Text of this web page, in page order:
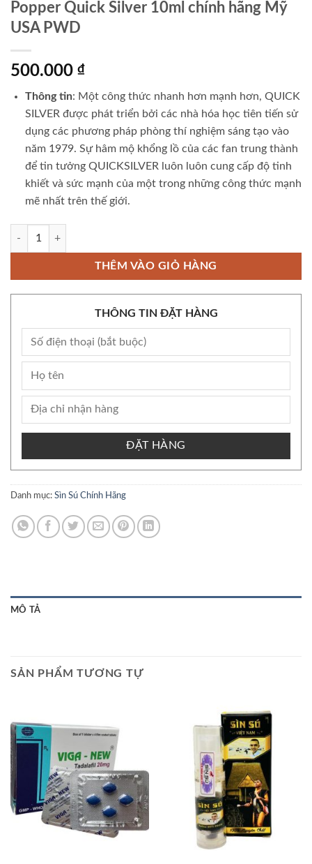
Popper Quick Silver 10ml chính hãng Mỹ
USA PWD
500.000 ₫
Thông tin: Một công thức nhanh hơn mạnh hơn, QUICK
SILVER được phát triển bởi các nhà hóa học tiên tiến sử
dụng các phương pháp phòng thí nghiệm sáng tạo vào
năm 1979. Sự hâm mộ khổng lồ của các fan trung thành
để tin tưởng QUICKSILVER luôn luôn cung cấp độ tinh
khiết và sức mạnh của một trong những công thức mạnh
mẽ nhất trên thế giới.
Popper Quick Silver 10ml chính hãng Mỹ USA PWD số lượng
THÊM VÀO GIỎ HÀNG
THÔNG TIN ĐẶT HÀNG
ĐẶT HÀNG
Danh mục: Sìn Sú Chính Hãng
MÔ TẢ
SẢN PHẨM TƯƠNG TỰ